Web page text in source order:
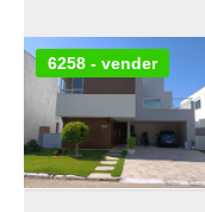
6258 - vender